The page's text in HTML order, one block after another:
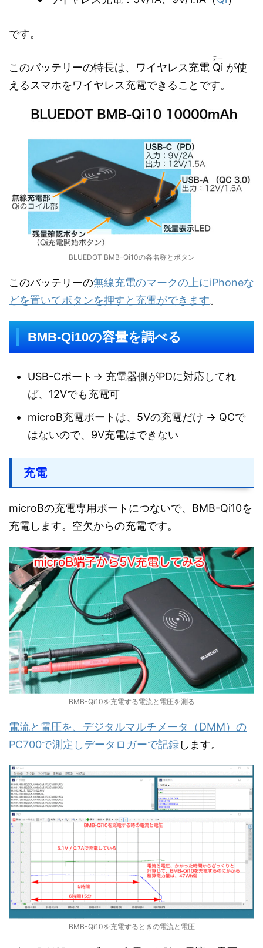
です。
このバッテリーの特長は、ワイヤレス充電 Qi
チー
が使
えるスマホをワイヤレス充電できることです。
BLUEDOT BMB-Qi10の各名称とボタン
このバッテリーの無線充電のマークの上にiPhoneな
どを置いてボタンを押すと充電ができます。
BMB-Qi10の容量を調べる
USB-Cポート→ 充電器側がPDに対応してれ
ば、12Vでも充電可
microB充電ポートは、5Vの充電だけ → QCで
はないので、9V充電はできない
充電
microBの充電専用ポートにつないで、BMB-Qi10を
充電します。空欠からの充電です。
BMB-Qi10を充電する電流と電圧を測る
電流と電圧を、デジタルマルチメータ（DMM）の
PC700で測定しデータロガーで記録します。
BMB-Qi10を充電するときの電流と電圧